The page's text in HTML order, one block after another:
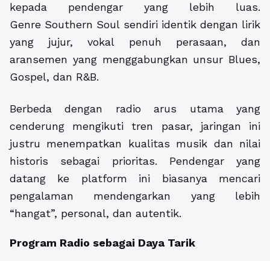
kepada pendengar yang lebih luas.
Genre Southern Soul sendiri identik dengan lirik
yang jujur, vokal penuh perasaan, dan
aransemen yang menggabungkan unsur Blues,
Gospel, dan R&B.
Berbeda dengan radio arus utama yang
cenderung mengikuti tren pasar, jaringan ini
justru menempatkan kualitas musik dan nilai
historis sebagai prioritas. Pendengar yang
datang ke platform ini biasanya mencari
pengalaman mendengarkan yang lebih
“hangat”, personal, dan autentik.
Program Radio sebagai Daya Tarik